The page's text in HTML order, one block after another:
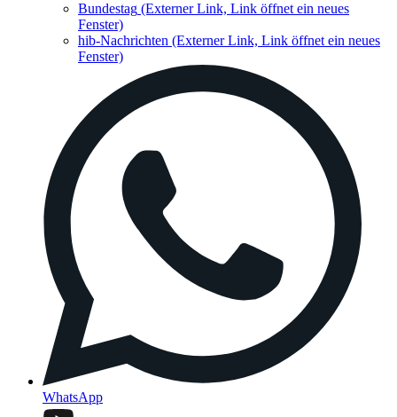
Bundestag (Externer Link, Link öffnet ein neues
Fenster)
hib-Nachrichten (Externer Link, Link öffnet ein neues
Fenster)
WhatsApp